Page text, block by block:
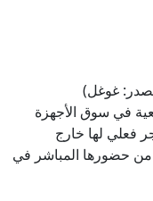
إسباني يتحقق مع
حكومية
غوغل)
في سوق الأجهزة
فعلي لها خارج
من حضورها المباشر في